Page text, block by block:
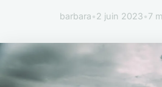
barbara•2 juin 2023•7